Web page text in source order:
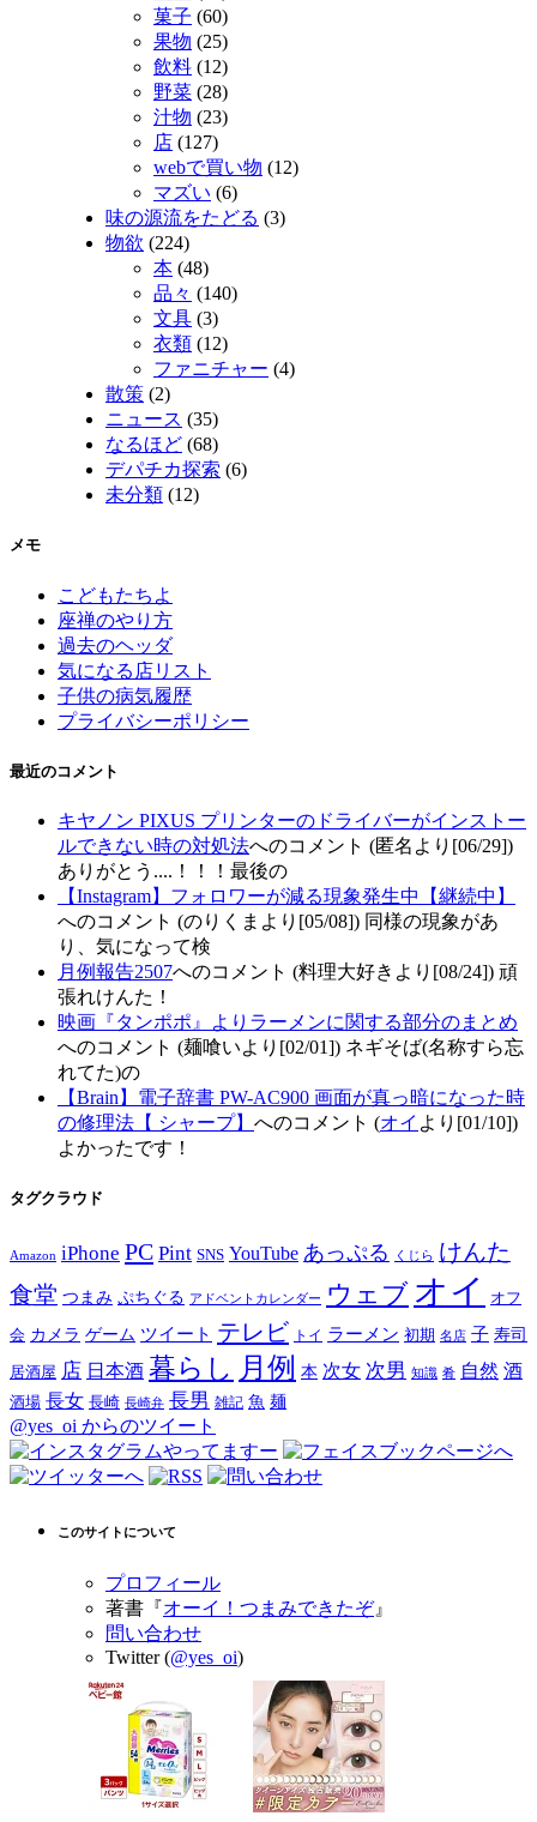
菓子 (60)
果物 (25)
飲料 (12)
野菜 (28)
汁物 (23)
店 (127)
webで買い物 (12)
マズい (6)
味の源流をたどる (3)
物欲 (224)
本 (48)
品々 (140)
文具 (3)
衣類 (12)
ファニチャー (4)
散策 (2)
ニュース (35)
なるほど (68)
デパチカ探索 (6)
未分類 (12)
メモ
こどもたちよ
座禅のやり方
過去のヘッダ
気になる店リスト
子供の病気履歴
プライバシーポリシー
最近のコメント
キヤノン PIXUS プリンターのドライバーがインストー
ルできない時の対処法へのコメント (匿名より[06/29])
ありがとう....！！！最後の
【Instagram】フォロワーが減る現象発生中【継続中】
へのコメント (のりくまより[05/08]) 同様の現象があ
り、気になって検
月例報告2507へのコメント (料理大好きより[08/24]) 頑
張れけんた！
映画『タンポポ』よりラーメンに関する部分のまとめ
へのコメント (麺喰いより[02/01]) ネギそば(名称すら忘
れてた)の
【Brain】電子辞書 PW-AC900 画面が真っ暗になった時
の修理法【 シャープ】 へのコメント (オイ より[01/10])
よかったです！
タグクラウド
Amazon iPhone PC Pint SNS YouTube あっぷる くじら けんた
食堂 つまみ ぷちぐる アドベントカレンダー ウェブ オイ オフ
会 カメラ ゲーム ツイート テレビ トイ ラーメン 初期 名店 子 寿司
居酒屋 店 日本酒 暮らし 月例 本 次女 次男 知識 肴 自然 酒
酒場 長女 長崎 長崎弁 長男 雑記 魚 麺
@yes_oi からのツイート
このサイトについて
プロフィール
著書『オーイ！つまみできたぞ』
問い合わせ
Twitter (@yes_oi)